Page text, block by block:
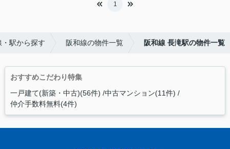
1
・駅から探す 阪和線の物件一覧 阪和線 長滝駅の物件一覧
おすすめこだわり特集
一戸建て(新築・中古)(56件) 中古マンション(11件)
仲介手数料無料(4件)